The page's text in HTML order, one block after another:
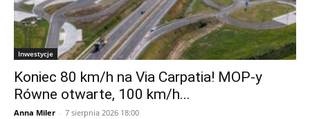
Inwestycje
Koniec 80 km/h na Via Carpatia! MOP-y
Równe otwarte, 100 km/h...
Anna Miler - 7 sierpnia 2026 18:00